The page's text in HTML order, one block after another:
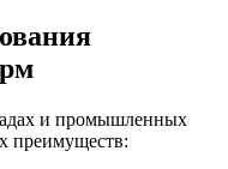
и промышленных
преимуществ: